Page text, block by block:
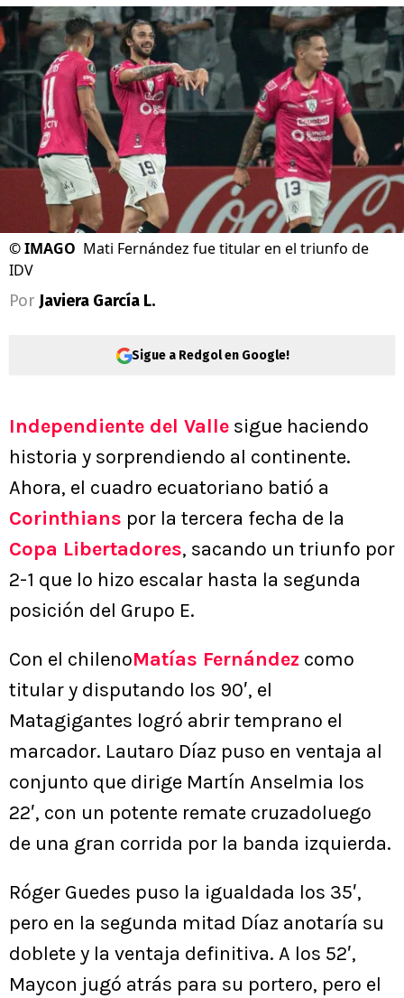
©IMAGO Mati Fernández fue titular en el triunfo de
IDV
Por Javiera García L.
Sigue a Redgol en Google!
Independiente del Valle sigue haciendo
historia y sorprendiendo al continente.
Ahora, el cuadro ecuatoriano batió a
Corinthians por la tercera fecha de la
Copa Libertadores, sacando un triunfo por
2-1 que lo hizo escalar hasta la segunda
posición del Grupo E.
Con el chilenoMatías Fernández como
titular y disputando los 90′, el
Matagigantes logró abrir temprano el
marcador. Lautaro Díaz puso en ventaja al
conjunto que dirige Martín Anselmia los
22′, con un potente remate cruzadoluego
de una gran corrida por la banda izquierda.
Róger Guedes puso la igualdada los 35′,
pero en la segunda mitad Díaz anotaría su
doblete y la ventaja definitiva. A los 52′,
Maycon jugó atrás para su portero, pero el